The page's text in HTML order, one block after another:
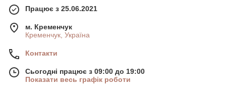
Працює з 25.06.2021
м. Кременчук
Кременчук, Україна
Контакти
Сьогодні працює з 09:00 до 19:00
Показати весь графік роботи